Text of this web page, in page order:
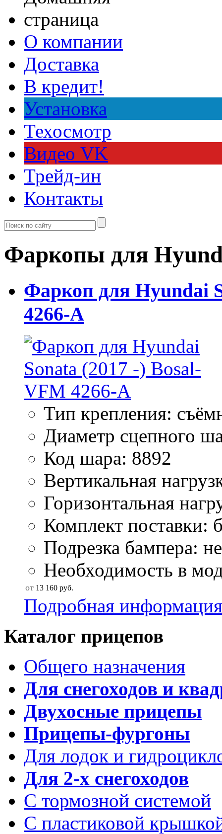
О компании
Доставка
В кредит!
Установка
Техосмотр
Видео VK
Трейд-ин
Контакты
Фаркопы для
Фаркоп для Hyundai
4266-A
Тип крепления:
Диаметр сцепного
Код шара: 8892
Вертикальная
Горизонтальная
Комплект поставки:
Подрезка бампера:
Необходимость в
от 13 160 руб.
Подробная информация
Каталог прицепов
Общего назначения
Для снегоходов и
Двухосные прицепы
Прицепы-фургоны
Для лодок и
Для 2-х снегоходов
С тормозной системой
С пластиковой